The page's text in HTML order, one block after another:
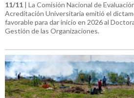
11/11 | La Comisión Nacional de
Acreditación Universitaria emitió el
favorable para dar inicio en 2026 al
Gestión de las Organizaciones.